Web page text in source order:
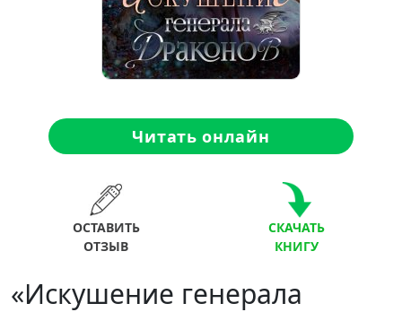
Читать онлайн
ОСТАВИТЬ
ОТЗЫВ
СКАЧАТЬ
КНИГУ
«Искушение генерала